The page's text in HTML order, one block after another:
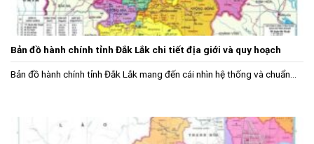
Bản đồ hành chính tỉnh Đắk Lắk chi tiết địa giới và quy hoạch
Bản đồ hành chính tỉnh Đắk Lắk mang đến cái nhìn hệ thống và chuẩn...